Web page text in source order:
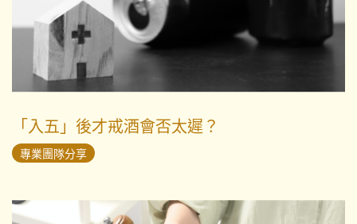
「入五」後才戒酒會否太遲？
專業團隊分享